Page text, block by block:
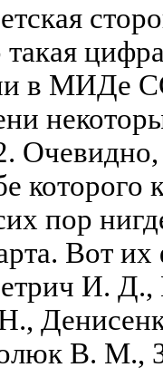
в МИДе
Очевидно,
которого
пор
Вот
И. Д.,
В. М.,